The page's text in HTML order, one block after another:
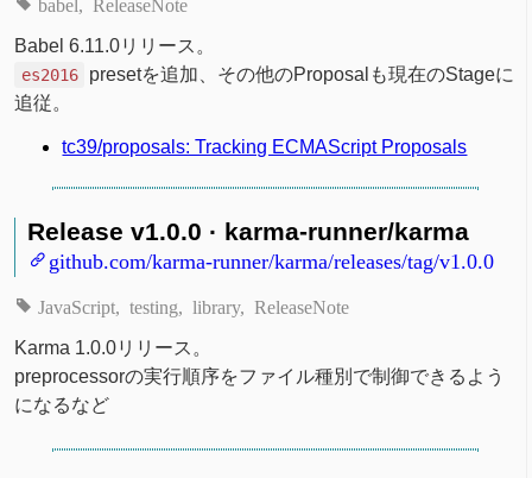
Babel 6.11.0リリース。
es2016
presetを追加、その他のProposalも現在のStageに
追従。
tc39/proposals: Tracking ECMAScript Proposals
Release v1.0.0 · karma-runner/karma
github.com/karma-runner/karma/releases/tag/v1.0.0
JavaScript testing library ReleaseNote
Karma 1.0.0リリース。
preprocessorの実行順序をファイル種別で制御できるよう
になるなど